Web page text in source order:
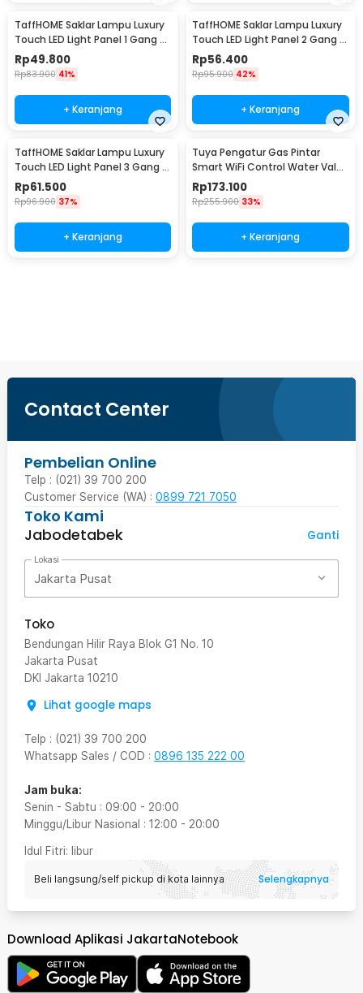
TaffHOME Saklar Lampu Luxury
Touch LED Light Panel 1 Gang -
AO-001
Rp49.800
Rp83.900 41%
+ Keranjang
TaffHOME Saklar Lampu Luxury
Touch LED Light Panel 2 Gang -
AO-001
Rp56.400
Rp95.900 42%
+ Keranjang
TaffHOME Saklar Lampu Luxury
Touch LED Light Panel 3 Gang -
AO-001
Rp61.500
Rp96.900 37%
+ Keranjang
Tuya Pengatur Gas Pintar
Smart WiFi Control Water Valve
Gas Controller - YB5
Rp173.100
Rp255.900 33%
+ Keranjang
Contact Center
Pembelian Online
Telp : (021) 39 700 200
Customer Service (WA) : 0899 721 7050
Toko Kami
Jabodetabek
Ganti
Lokasi
Jakarta Pusat
Toko
Bendungan Hilir Raya Blok G1 No. 10
Jakarta Pusat
DKI Jakarta 10210
Lihat google maps
Telp : (021) 39 700 200
Whatsapp Sales / COD : 0896 135 222 00
Jam buka:
Senin - Sabtu : 09:00 - 20:00
Minggu/Libur Nasional : 12:00 - 20:00
Idul Fitri: libur
Beli langsung/self pickup di kota lainnya Selengkapnya
Download Aplikasi JakartaNotebook